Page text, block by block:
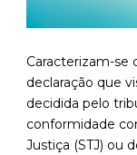
Caracterizam-se
declaração que
decidida pelo
conformidade
Justiça (STJ) ou